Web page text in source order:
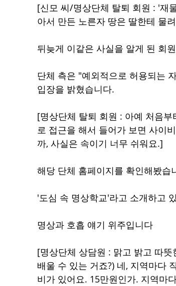
[신모 씨/명상단체 탈퇴 회원 : '재
아서 만든 노른자 땅은 딸한테 물
뒤늦게 이같은 사실을 알게 된 회
단체 측은 "예외적으로 허용되는
입장을 밝혔습니다.
[명상단체 탈퇴 회원 : 아예 처음
로 접근을 해서 들어가 보면 사이
까, 사실은 속이기 너무 쉬워요.]
해당 단체 홈페이지를 확인해봤습
'도심 속 명상학교'라고 소개하고
명상과 호흡 얘기 위주입니다
[명상단체 상담원 : 맑고 밝고 따
배울 수 있는 거죠?) 네, 지역마다
비가 있어요. 15만원인가. 지역마